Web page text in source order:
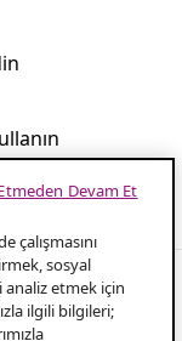
and
çalışmasını
sosyal
etmek için
ilgili bilgileri;
Devam Et